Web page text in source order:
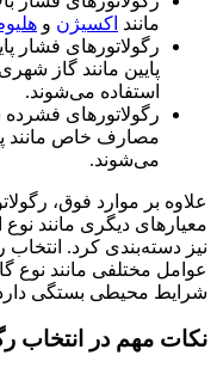
مانند اکسیژن و
رگولاتورهای فشار
پایین مانند گاز
استفاده می‌شوند.
رگولاتورهای
مصارف خاص مانند
می‌شوند.
علاوه بر موارد فوق،
معیارهای دیگری مانند
نیز دسته‌بندی کرد. انتخاب
عوامل مختلفی مانند نوع
شرایط محیطی بستگی
نکات مهم در انتخاب